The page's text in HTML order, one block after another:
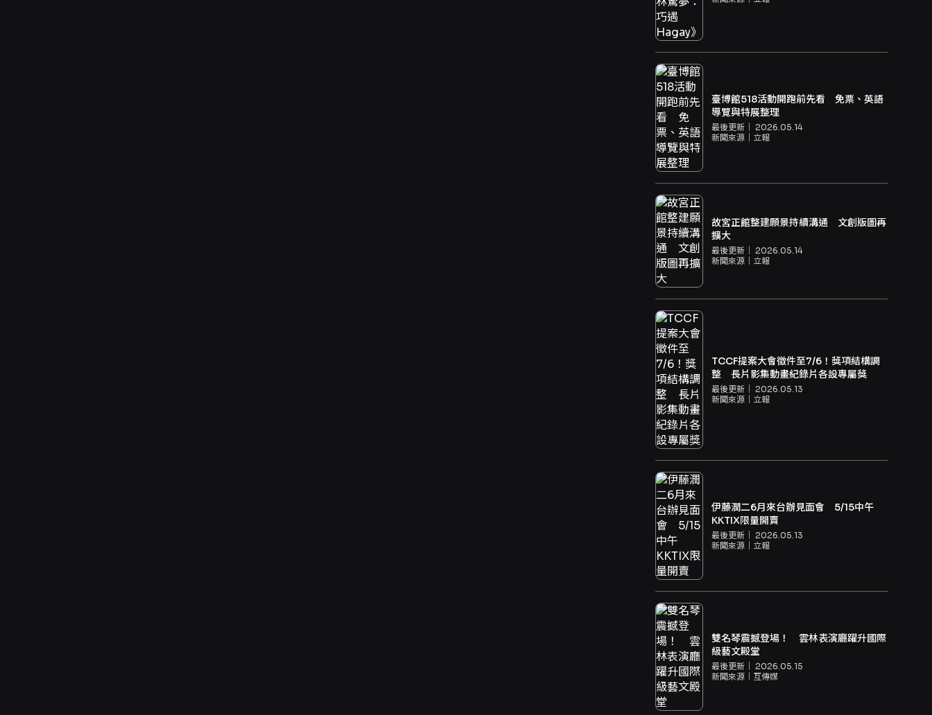
臺博館518活動開跑前先看 免票、英語
導覽與特展整理
最後更新｜ 2026.05.14
新聞來源｜ 立報
故宮正館整建願景持續溝通 文創版圖再
擴大
最後更新｜ 2026.05.14
新聞來源｜ 立報
TCCF提案大會徵件至7/6！獎項結構調
整 長片影集動畫紀錄片各設專屬獎
最後更新｜ 2026.05.13
新聞來源｜ 立報
伊藤潤二6月來台辦見面會 5/15中午
KKTIX限量開賣
最後更新｜ 2026.05.13
新聞來源｜ 立報
雙名琴震撼登場！ 雲林表演廳躍升國際
級藝文殿堂
最後更新｜ 2026.05.15
新聞來源｜ 互傳媒